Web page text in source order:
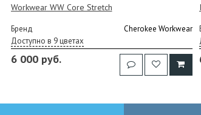
Workwear WW Core Stretch
Бренд
Cherokee Workwear
Доступно в 9 цветах
6 000 руб.